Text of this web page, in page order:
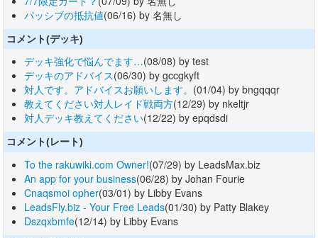
パッシブの抵抗値(06/16) by 名無し
コメント(デッキ)
デッキ強化で悩んでます…(08/08) by test
デッキのアドバイス(06/30) by gccgkyft
対人です。アドバイスお願いします。 (01/04) by bngqqqr
教えてください対人レイド戦両方(12/29) by nkeltjr
対人デッキ教えてください(12/22) by epqdsdi
コメント(レート)
To the rakuwiki.com Owner!(07/29) by LeadsMax.biz
An app for your business(06/28) by Johan Fourie
Cnaqsmoi opher(03/01) by Libby Evans
LeadsFly.biz - Your Free Leads(01/30) by Patty Blakey
Dszqxbmfe(12/14) by Libby Evans